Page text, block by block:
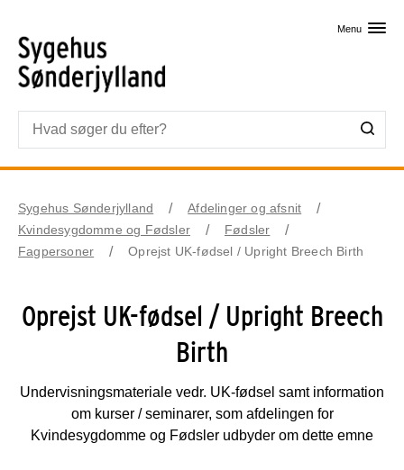
Menu
Sygehus Sønderjylland
Afdelinger og afsnit
Kvindesygdomme og Fødsler
Fødsler
Fagpersoner
Oprejst UK-fødsel / Upright Breech Birth
Oprejst UK-fødsel / Upright Breech
Birth
Undervisningsmateriale vedr. UK-fødsel samt information
om kurser / seminarer, som afdelingen for
Kvindesygdomme og Fødsler udbyder om dette emne